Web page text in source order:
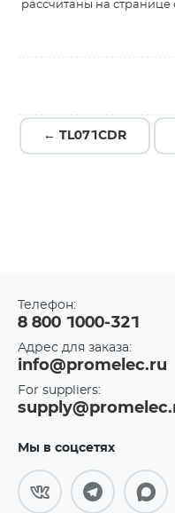
рассчитаны на
← TL071CDR
Телефон:
8 800 1000-321
Адрес для заказа:
info@promelec.ru
For suppliers:
Мы в соцсетях